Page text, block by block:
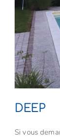
DEEP
Si vous